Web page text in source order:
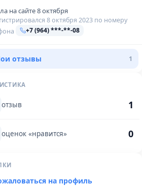
на сайте 8 октября
8 октября 2023 по номеру
+7 (964) ***-**-08
отзывы 1
отзыв 1
оценок «нравится» 0
на профиль